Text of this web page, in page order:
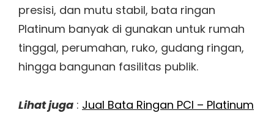
presisi, dan mutu stabil, bata ringan
Platinum banyak di gunakan untuk rumah
tinggal, perumahan, ruko, gudang ringan,
hingga bangunan fasilitas publik.
Lihat juga : Jual Bata Ringan PCI – Platinum